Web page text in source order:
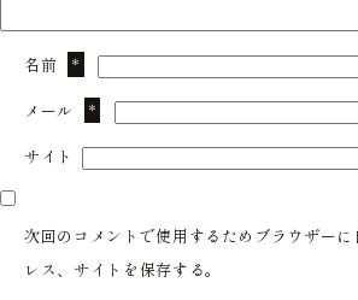
名前 *
メール *
サイト
次回のコメントで使用するためブラウザー
レス、サイトを保存する。